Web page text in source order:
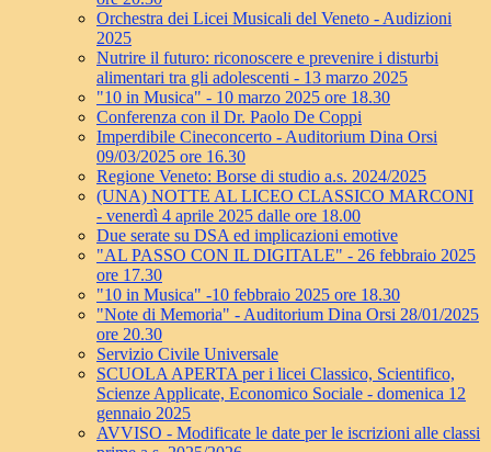
Orchestra dei Licei Musicali del Veneto - Audizioni
2025
Nutrire il futuro: riconoscere e prevenire i disturbi
alimentari tra gli adolescenti - 13 marzo 2025
"10 in Musica" - 10 marzo 2025 ore 18.30
Conferenza con il Dr. Paolo De Coppi
Imperdibile Cineconcerto - Auditorium Dina Orsi
09/03/2025 ore 16.30
Regione Veneto: Borse di studio a.s. 2024/2025
(UNA) NOTTE AL LICEO CLASSICO MARCONI
- venerdì 4 aprile 2025 dalle ore 18.00
Due serate su DSA ed implicazioni emotive
"AL PASSO CON IL DIGITALE" - 26 febbraio 2025
ore 17.30
"10 in Musica" -10 febbraio 2025 ore 18.30
"Note di Memoria" - Auditorium Dina Orsi 28/01/2025
ore 20.30
Servizio Civile Universale
SCUOLA APERTA per i licei Classico, Scientifico,
Scienze Applicate, Economico Sociale - domenica 12
gennaio 2025
AVVISO - Modificate le date per le iscrizioni alle classi